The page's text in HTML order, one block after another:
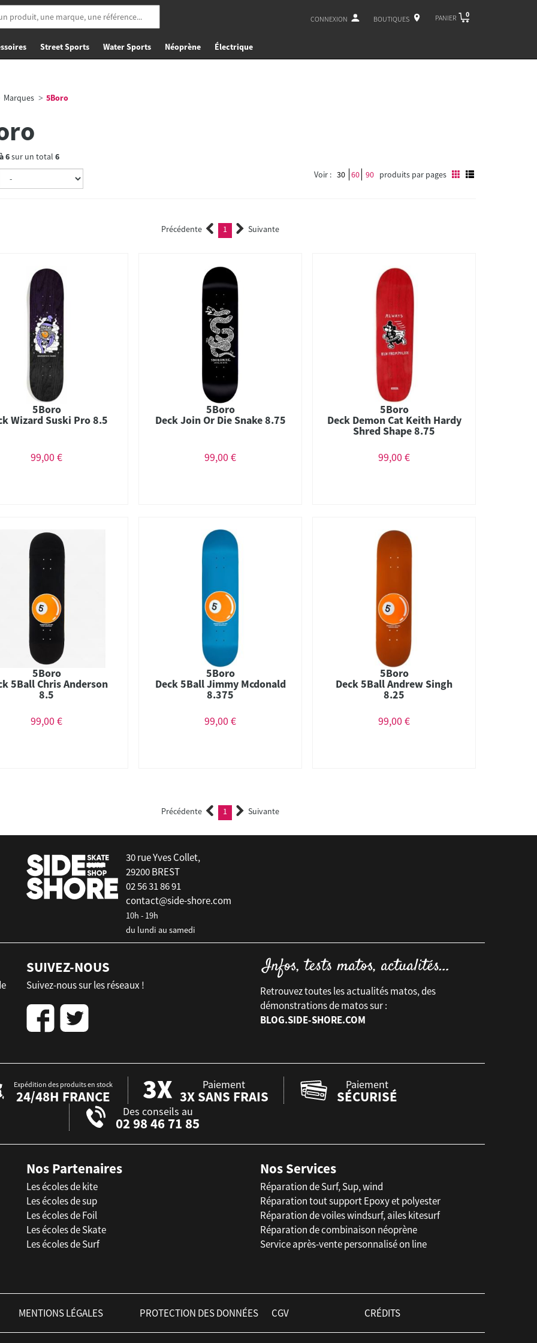
CONNEXION BOUTIQUES PANIER 0
Street Sports Water Sports Néoprène Électrique
Marques 5Boro
6sur un total 6
Voir : 30 60 90 produits par pages
Précédente 1 (current)Suivante
5Boro
Wizard Suski Pro 8.5
99,00 €
5Boro
Deck Join Or Die Snake 8.75
99,00 €
5Boro
Deck Demon Cat Keith Hardy
Shred Shape 8.75
99,00 €
5Boro
5Ball Chris Anderson
8.5
99,00 €
5Boro
Deck 5Ball Jimmy Mcdonald
8.375
99,00 €
5Boro
Deck 5Ball Andrew Singh
8.25
99,00 €
Précédente 1 (current)Suivante
30 rue Yves Collet,
29200 BREST
02 56 31 86 91
contact@side-shore.com
10h - 19h
du lundi au samedi
SUIVEZ-NOUS
Suivez-nous sur les réseaux !
Retrouvez toutes les actualités matos, des
démonstrations de matos sur :
BLOG.SIDE-SHORE.COM
Expédition des produits en stock
24/48H FRANCE
Paiement
3X SANS FRAIS
Paiement
SÉCURISÉ
Des conseils au
02 98 46 71 85
Nos Partenaires
Les écoles de kite
Les écoles de sup
Les écoles de Foil
Les écoles de Skate
Les écoles de Surf
Nos Services
Réparation de Surf, Sup, wind
Réparation tout support Epoxy et polyester
Réparation de voiles windsurf, ailes kitesurf
Réparation de combinaison néoprène
Service après-vente personnalisé on line
MENTIONS LÉGALES PROTECTION DES DONNÉES CGV CRÉDITS